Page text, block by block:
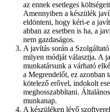
az ennek esetleges
Amennyiben a készülék
eldönteni, hogy kéri-e a
abban az esetben is ha, a
nem gazdaságos.
A javítás során a
milyen módját választja. A
munkatársunk a várható
a Megrendelőt, ez azonban
kötelező erővel, indokolt
meghosszabbítani.
munkanap.
A készüléken lévő